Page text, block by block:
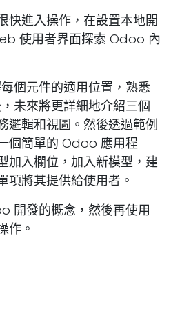
快進入操作，在設置本地開
使用者界面探索 Odoo 內
個元件的適用位置，熟悉
未來將更詳細地介紹三個
邏輯和視圖。然後透過範例
個簡單的 Odoo 應用程
加入欄位，加入新模型，建
項將其提供給使用者。
開發的概念，然後再使用
作。